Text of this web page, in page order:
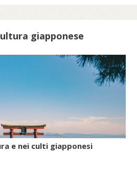
giapponese
e nei culti giapponesi